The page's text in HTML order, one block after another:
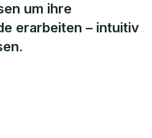
um ihre
erarbeiten – intuitiv